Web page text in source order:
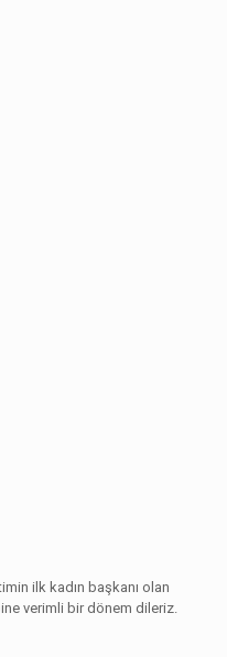
ilk kadın başkanı olan
verimli bir dönem dileriz.